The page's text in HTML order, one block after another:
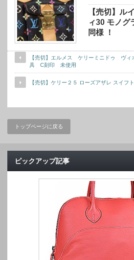
【売切】ル
ィ30 モノグ
同様 ！
【売切】エルメス ケリーミニドゥ ヴ
具 C刻印 未使用
【売切】ケリー２５ ローズアザレ スイフト
トップページに戻る
ピックアップ記事